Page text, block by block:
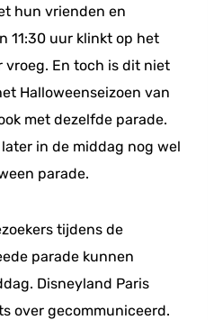
hun vrienden en
11:30 uur klinkt op het
En toch is dit niet
Halloweenseizoen van
met dezelfde parade.
in de middag nog wel
parade.
tijdens de
parade kunnen
Disneyland Paris
over gecommuniceerd.